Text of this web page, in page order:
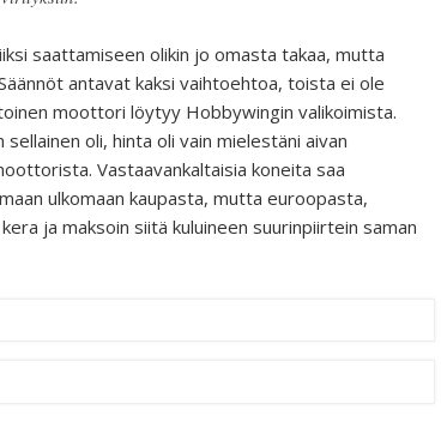
saattamiseen olikin jo omasta takaa, mutta
antavat kaksi vaihtoehtoa, toista ei ole
moottori löytyy Hobbywingin valikoimista.
oli, hinta oli vain mielestäni aivan
Vastaavankaltaisia koneita saa
ulkomaan kaupasta, mutta euroopasta,
ja maksoin siitä kuluineen suurinpiirtein saman